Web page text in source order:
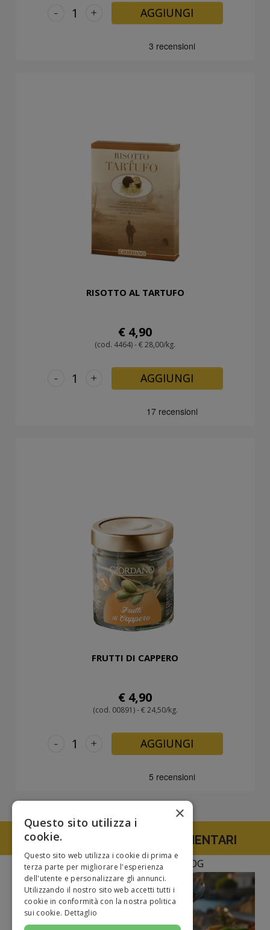
+
- AGGIUNGI
RISOTTO AL TARTUFO
€ 4,90
(cod. 4464) - € 28,00/kg.
+
- AGGIUNGI
FRUTTI DI CAPPERO
€ 4,90
(cod. 00891) - € 24,50/kg.
+
- AGGIUNGI
TUTTE LE SPECIALITA' ALIMENTARI
NEWS E CURIOSITà DAL BLOG
×
Questo sito utilizza i
cookie.
Questo sito web utilizza i cookie di prima e
terza parte per migliorare l'esperienza
dell'utente e personalizzare gli annunci.
Utilizzando il nostro sito web accetti tutti i
cookie in conformità con la nostra politica
sui cookie. Dettaglio